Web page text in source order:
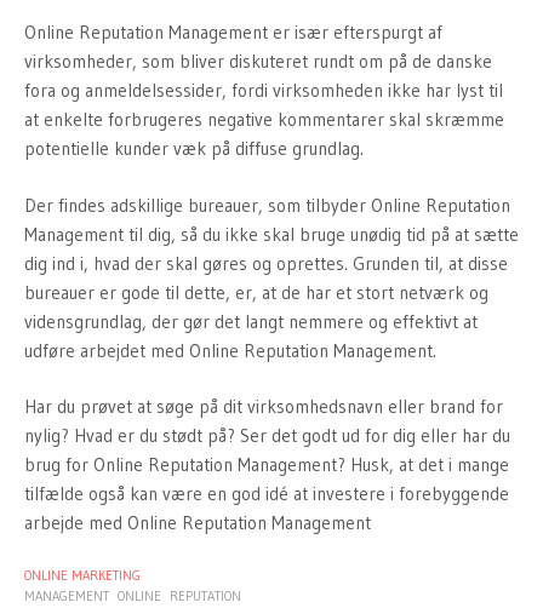
Online Reputation Management er især efterspurgt af
virksomheder, som bliver diskuteret rundt om på de danske
fora og anmeldelsessider, fordi virksomheden ikke har lyst til
at enkelte forbrugeres negative kommentarer skal skræmme
potentielle kunder væk på diffuse grundlag.
Der findes adskillige bureauer, som tilbyder Online Reputation
Management til dig, så du ikke skal bruge unødig tid på at sætte
dig ind i, hvad der skal gøres og oprettes. Grunden til, at disse
bureauer er gode til dette, er, at de har et stort netværk og
vidensgrundlag, der gør det langt nemmere og effektivt at
udføre arbejdet med Online Reputation Management.
Har du prøvet at søge på dit virksomhedsnavn eller brand for
nylig? Hvad er du stødt på? Ser det godt ud for dig eller har du
brug for Online Reputation Management? Husk, at det i mange
tilfælde også kan være en god idé at investere i forebyggende
arbejde med Online Reputation Management
ONLINE MARKETING
MANAGEMENT ONLINE REPUTATION